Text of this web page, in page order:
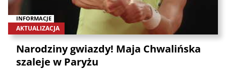
INFORMACJE
AKTUALIZACJA
Narodziny gwiazdy! Maja Chwalińska
szaleje w Paryżu